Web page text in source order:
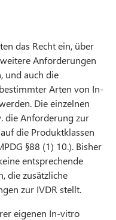
das Recht ein, über
Anforderungen
und auch die
Arten von In-
Die einzelnen
die Anforderung zur
die Produktklassen
§88 (1) 10.). Bisher
entsprechende
die zusätzliche
zur IVDR stellt.
eigenen In-vitro